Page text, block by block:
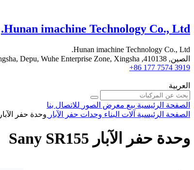
Hunan imachine Technology Co., Ltd.
Hunan imachine Technology Co., Ltd.
الصين, 410138, Changsha, Depu, Wuhe Enterprise Zone, Xingsha
+86 177 7574 3919
العربية
الصفحة الرئيسية بيع معرض الصور للاتصال بنا
الصفحة الرئيسية آلات البناء وحدات حفر الآبار وحدة حفر الآبار Sany SR155
وحدة حفر الآبار Sany SR155